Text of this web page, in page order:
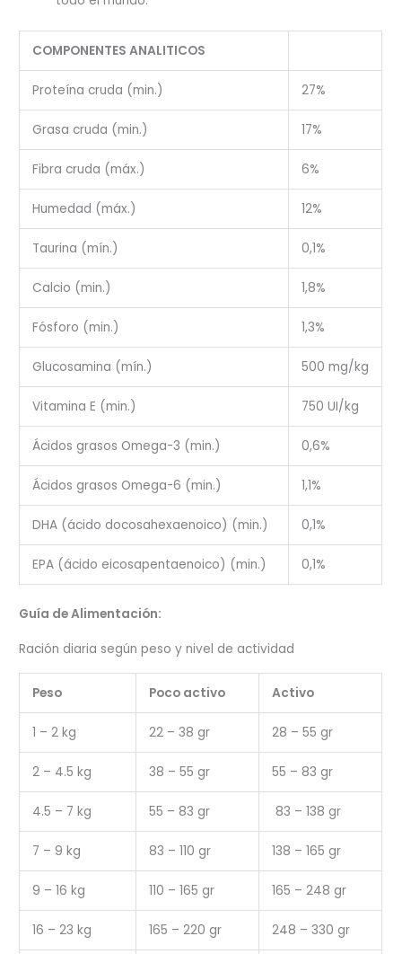
COMPONENTES ANALITICOS
Proteína cruda (min.) 27%
Grasa cruda (min.) 17%
Fibra cruda (máx.) 6%
Humedad (máx.) 12%
Taurina (mín.) 0,1%
Calcio (min.) 1,8%
Fósforo (min.) 1,3%
Glucosamina (mín.) 500 mg/kg
Vitamina E (min.) 750 UI/kg
Ácidos grasos Omega-3 (min.) 0,6%
Ácidos grasos Omega-6 (min.) 1,1%
DHA (ácido docosahexaenoico) (min.) 0,1%
EPA (ácido eicosapentaenoico) (min.) 0,1%
Guía de Alimentación:
Ración diaria según peso y nivel de actividad
Peso Poco activo Activo
1 – 2 kg 22 – 38 gr 28 – 55 gr
2 – 4.5 kg 38 – 55 gr 55 – 83 gr
4.5 – 7 kg 55 – 83 gr 83 – 138 gr
7 – 9 kg 83 – 110 gr 138 – 165 gr
9 – 16 kg 110 – 165 gr 165 – 248 gr
16 – 23 kg 165 – 220 gr 248 – 330 gr